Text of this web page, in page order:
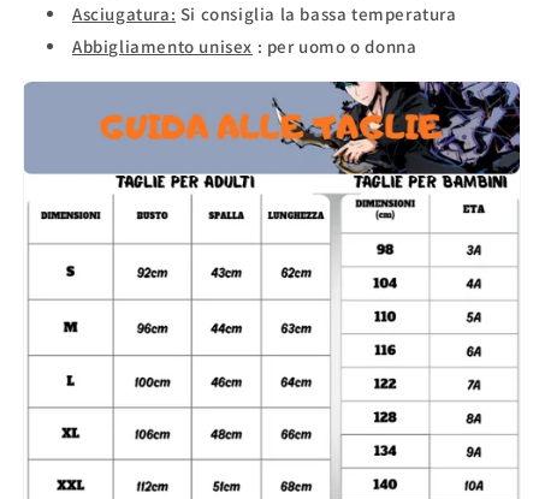
Asciugatura: Si consiglia la bassa temperatura
Abbigliamento unisex : per uomo o donna